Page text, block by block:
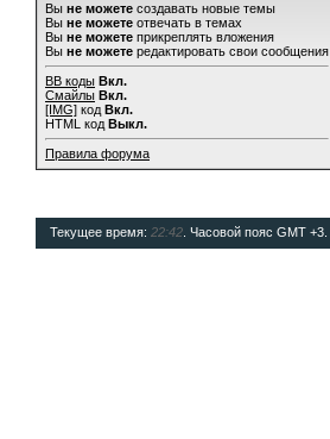
Вы не можете создавать новые темы
Вы не можете отвечать в темах
Вы не можете прикреплять вложения
Вы не можете редактировать свои сообщения
BB коды Вкл.
Смайлы Вкл.
[IMG] код Вкл.
HTML код Выкл.
Правила форума
Текущее время: 22:42 . Часовой пояс GMT +3.